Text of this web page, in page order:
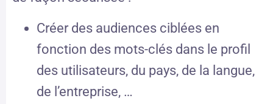
Créer des audiences ciblées en
fonction des mots-clés dans le profil
des utilisateurs, du pays, de la langue,
de l’entreprise, …